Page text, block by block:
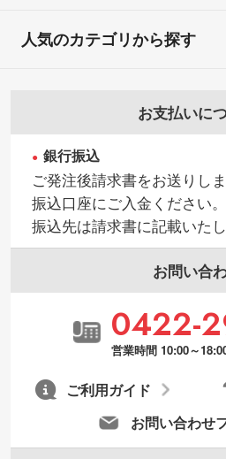
お支払いに
銀行振込
ご発注後請求書をお送りし
振込口座にご入金ください。
振込先は請求書に記載いたし
お問い合
0422-
営業時間 10:00～
お問い合わせ
ご利用ガイド
人気のカテゴリから探す